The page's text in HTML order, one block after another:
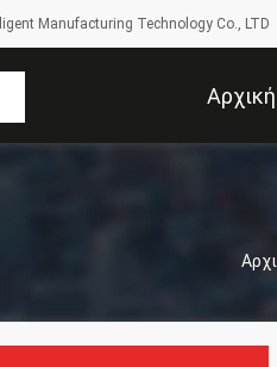
Manufacturing Technology Co., LTD